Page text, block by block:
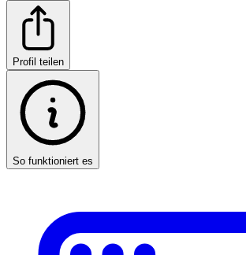
Profil teilen
So funktioniert es